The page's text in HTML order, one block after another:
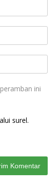
ini
surel.